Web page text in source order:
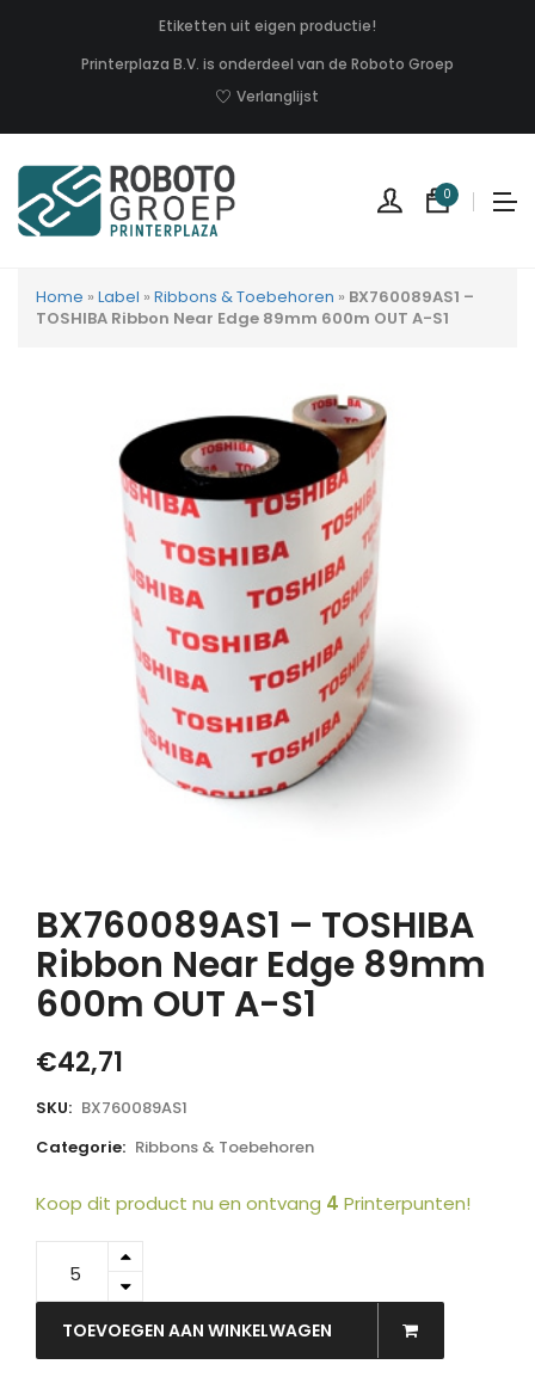
Etiketten uit eigen productie!
Printerplaza B.V. is onderdeel van de Roboto Groep
Verlanglijst
0
Home » Label » Ribbons & Toebehoren » BX760089AS1 –
TOSHIBA Ribbon Near Edge 89mm 600m OUT A-S1
BX760089AS1 – TOSHIBA
Ribbon Near Edge 89mm
600m OUT A-S1
€42,71
SKU: BX760089AS1
Categorie: Ribbons & Toebehoren
Koop dit product nu en ontvang 4 Printerpunten!
BX760089AS1
TOSHIBA
Ribbon
Near
TOEVOEGEN AAN WINKELWAGEN